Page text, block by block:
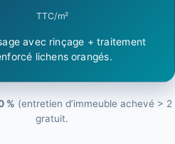
TTC/m²
avec rinçage + traitement
lichens orangés.
% (entretien d’immeuble achevé >
gratuit.